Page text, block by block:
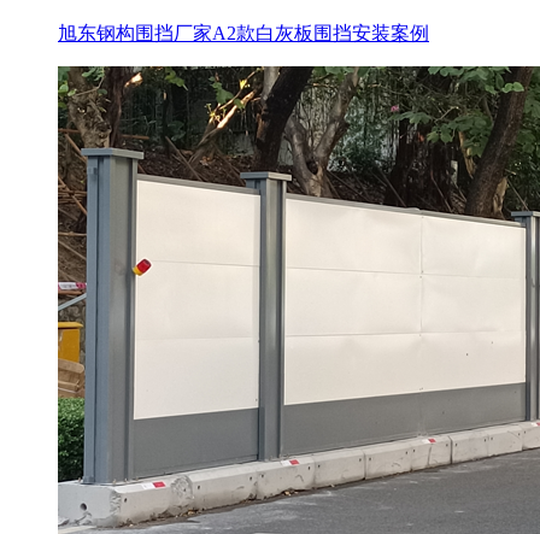
旭东钢构围挡厂家A2款白灰板围挡安装案例